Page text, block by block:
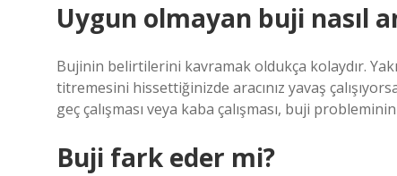
Uygun olmayan buji nasıl
Bujinin belirtilerini kavramak oldukça kolaydır.
titremesini hissettiğinizde aracınız yavaş
geç çalışması veya kaba çalışması, buji
Buji fark eder mi?